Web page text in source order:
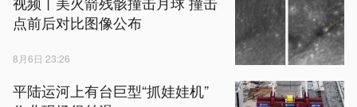
点前后对比图像公布
8月6日 23:26
平陆运河上有台巨型“抓娃娃机”